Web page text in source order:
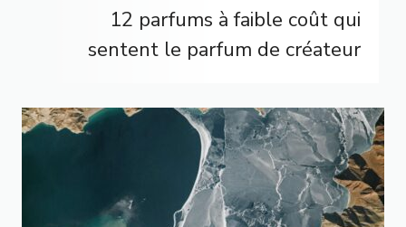
12 parfums à faible coût qui
sentent le parfum de créateur